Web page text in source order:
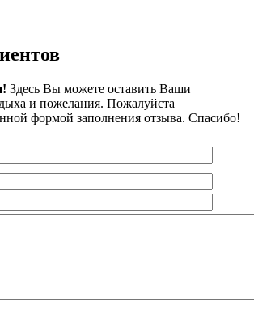
Здесь Вы можете оставить Ваши
и пожелания. Пожалуйста
формой заполнения отзыва. Спасибо!